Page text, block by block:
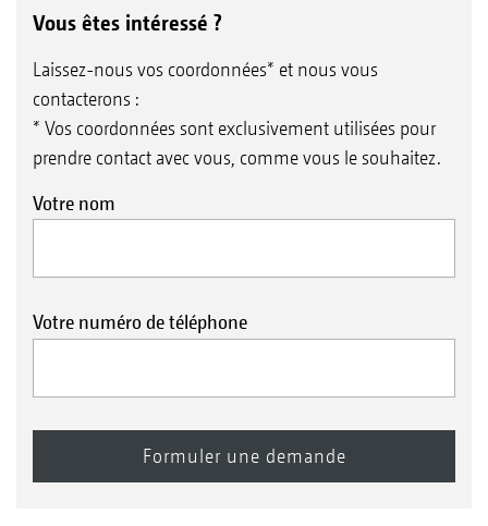
Vous êtes intéressé ?
Laissez-nous vos coordonnées* et nous vous
contacterons :
* Vos coordonnées sont exclusivement utilisées pour
prendre contact avec vous, comme vous le souhaitez.
Votre nom
Votre numéro de téléphone